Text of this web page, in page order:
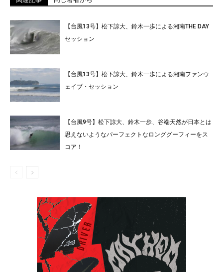
【台風13号】松下諒大、鈴木一歩による湘南THE DAY
セッション
【台風13号】松下諒大、鈴木一歩による湘南ファンウ
ェイブ・セッション
【台風9号】松下諒大、鈴木一歩、谷端天然が日本とは
思えないようなパーフェクトなロンググーフィーをス
コア！